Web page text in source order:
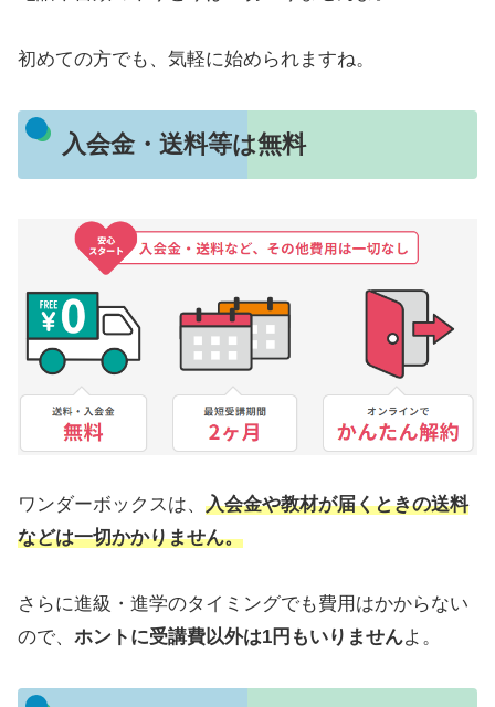
初めての方でも、気軽に始められますね。
入会金・送料等は無料
ワンダーボックスは、 入会金や教材が届くときの送料
などは一切かかりません。
さらに進級・進学のタイミングでも費用はかからない
ので、 ホントに受講費以外は1円もいりませんよ。